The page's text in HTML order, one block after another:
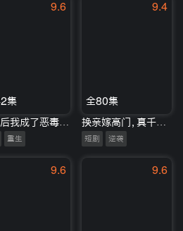
9.6
集
重生后我成了恶毒后妈
重生
9.4
全80集
换亲嫁高门，真千金回城认祖归宗
短剧 逆袭
9.6 9.6